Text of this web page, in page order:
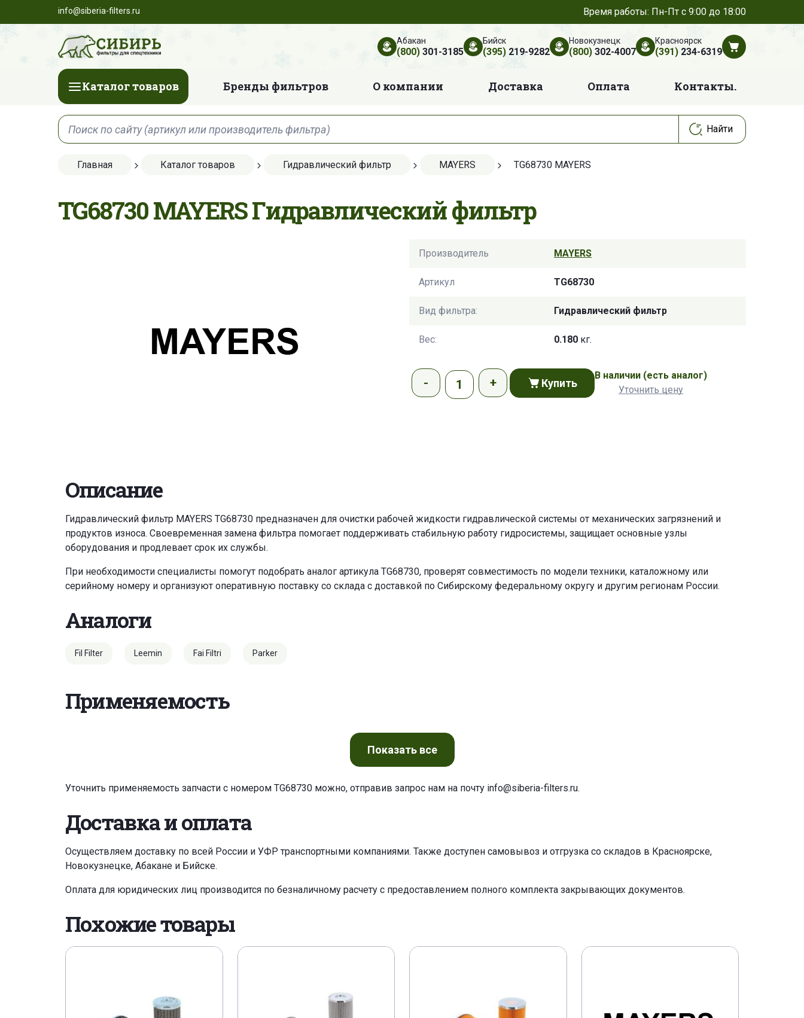
info@siberia-filters.ru Время работы: Пн-Пт с 9:00 до 18:00
Абакан
(800)301-3185
Бийск
(395)219-9282
Новокузнецк
(800)302-4007
Красноярск
(391)234-6319
Каталог товаров Бренды фильтров О компании Доставка Оплата Контакты.
Главная Каталог товаров Гидравлический фильтр MAYERS TG68730 MAYERS
TG68730 MAYERS Гидравлический фильтр
Производитель MAYERS
Артикул TG68730
Вид фильтра: Гидравлический фильтр
Вес: 0.180 кг.
Купить
В наличии (есть аналог)
Уточнить цену
Описание
Гидравлический фильтр MAYERS TG68730 предназначен для очистки рабочей жидкости гидравлической системы от механических загрязнений и
продуктов износа. Своевременная замена фильтра помогает поддерживать стабильную работу гидросистемы, защищает основные узлы
оборудования и продлевает срок их службы.
При необходимости специалисты помогут подобрать аналог артикула TG68730, проверят совместимость по модели техники, каталожному или
серийному номеру и организуют оперативную поставку со склада с доставкой по Сибирскому федеральному округу и другим регионам России.
Аналоги
Fil Filter Leemin Fai Filtri Parker
Применяемость
Показатьвсе
Уточнить применяемость запчасти с номером TG68730 можно, отправив запрос нам на почту info@siberia-filters.ru.
Доставка и оплата
Осуществляем доставку по всей России и УФР транспортными компаниями. Также доступен самовывоз и отгрузка со складов в Красноярске,
Новокузнецке, Абакане и Бийске.
Оплата для юридических лиц производится по безналичному расчету с предоставлением полного комплекта закрывающих документов.
Похожие товары